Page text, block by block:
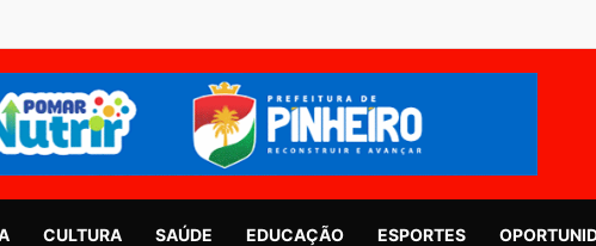
CULTURA SAÚDE EDUCAÇÃO ESPORTES